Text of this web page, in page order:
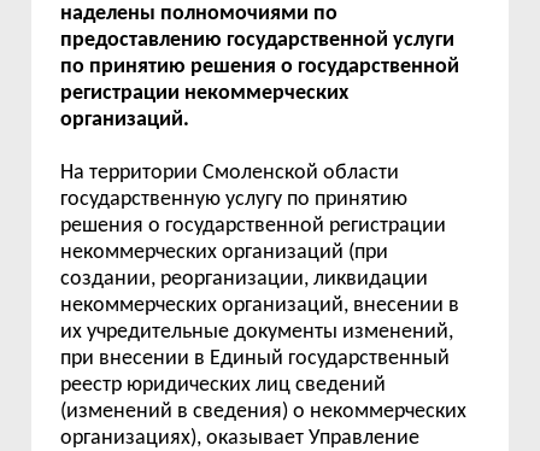
наделены полномочиями по
предоставлению государственной услуги
по принятию решения о государственной
регистрации некоммерческих
организаций.
На территории Смоленской области
государственную услугу по принятию
решения о государственной регистрации
некоммерческих организаций (при
создании, реорганизации, ликвидации
некоммерческих организаций, внесении в
их учредительные документы изменений,
при внесении в Единый государственный
реестр юридических лиц сведений
(изменений в сведения) о некоммерческих
организациях), оказывает Управление